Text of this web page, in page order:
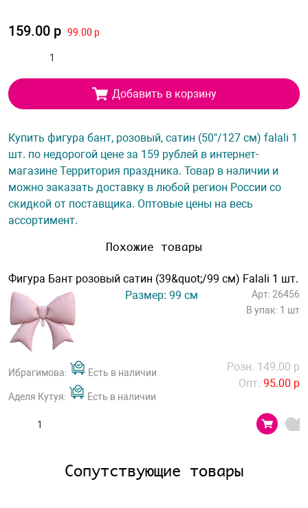
159.00 р 99.00 р
Добавить в корзину
Купить фигура бант, розовый, сатин (50"/127 см) falali 1
шт. по недорогой цене за 159 рублей в интернет-
магазине Территория праздника. Товар в наличии и
можно заказать доставку в любой регион России со
скидкой от поставщика. Оптовые цены на весь
ассортимент.
Похожие товары
Фигура Бант розовый сатин (39&quot;/99 см) Falali 1 шт.
Размер: 99 см
Арт: 26456
В упак: 1 шт
Ибрагимова: Есть в наличии
Аделя Кутуя: Есть в наличии
Розн. 149.00 р
Опт. 95.00 р
Сопутствующие товары